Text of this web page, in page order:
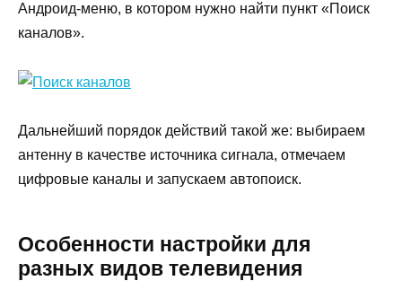
Андроид-меню, в котором нужно найти пункт «Поиск
каналов».
Дальнейший порядок действий такой же: выбираем
антенну в качестве источника сигнала, отмечаем
цифровые каналы и запускаем автопоиск.
Особенности настройки для
разных видов телевидения